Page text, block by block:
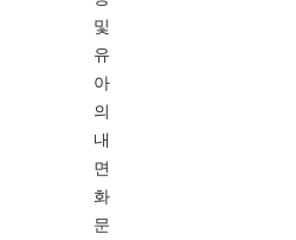
및
유
아
의
내
면
화
문